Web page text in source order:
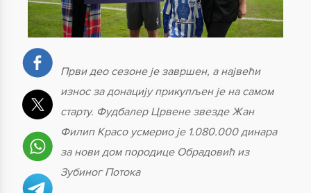
Први део сезоне је завршен, а највећи
износ за донацију прикупљен је на самом
старту. Фудбалер Црвене звезде Жан
Филип Красо усмерио је 1.080.000 динара
за нови дом породице Обрадовић из
Зубиног Потока